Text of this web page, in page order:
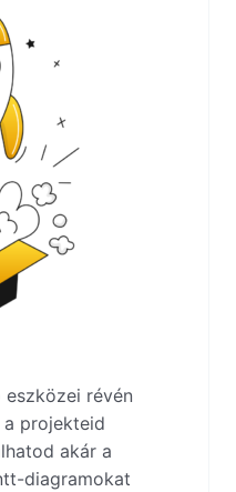
révén
projekteid
akár a
diagramokat